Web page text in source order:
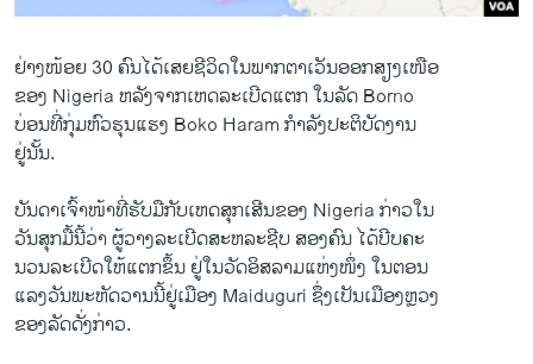
ພາສາອັງກິດ
ວີດີໂອ
ສຽງ
ລາຍການກະຈາຍສຽງ
ຕິດຕາມພວກເຮົາ ທີ່
ພາສາຕ່າງໆ
ຢ່າງ​ໜ້ອຍ 30 ຄົນ​ໄດ້​ເສຍ​ຊີວິດ​ໃນພາກ​ຕາ​ເວັນ​ອອກສຽງເໜືອ
ຂອງ ​Nigeria ຫລັງ​ຈາກ​ເຫດລະ​ເບີດ​ແຕກ​ ໃນ​ລັດ Borno
ບ່ອນ​ທີ່ກຸ່ມ​ຫົວ​ຮຸນ​ແຮງ Boko Haram ກຳລັງ​ປະ​ຕິ​ບັດ​ງານ
ຢູ່ນັ້ນ.
ບັນດາ​ເຈົ້າ​ໜ້າ​ທີ່ຮັບມືກັບເຫດ​ສຸກ​ເສີນຂອງ ​Nigeria ກ່າວໃນ
​ວັນ​ສຸກ​ມື້​ນີ້​ວ່າ ຜູ້​ວາງ​ລະ​ເບີດ​ສະຫລະ​ຊີບ ​ສອງຄົນ ​ໄດ້ບີບຄະ​
ນວນ​ລະ​ເບີດ​ໃຫ້ແຕກຂຶ້ນ ຢູ່​ໃນ​ວັດ​ອິສລາມແຫ່ງ​ໜຶ່ງ ​ໃນ​ຕອນ
ແລງ​ວັນ​ພະຫັດ​ວານ​ນີ້ຢູ່ເມືອງ Maiduguri ຊຶ່ງເປັນເມືອງ​ຫຼວງ​
ຂອງລັດດັ່ງກ່າວ.